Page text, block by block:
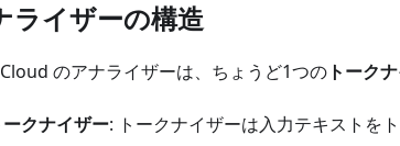
ライザーの構造
のアナライザーは、ちょうど1つの トーク
ークナイザー: トークナイザーは入力テキストを